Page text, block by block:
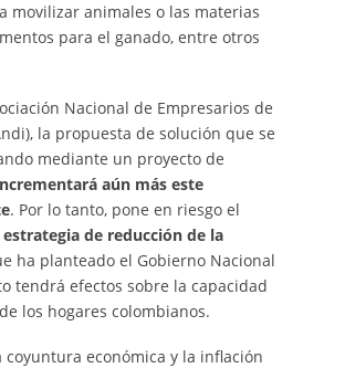
movilizar animales o las materias
para el ganado, entre otros
Nacional de Empresarios de
la propuesta de solución que se
mediante un proyecto de
aún más este
. Por lo tanto, pone en riesgo el
estrategia de reducción de la
ha planteado el Gobierno Nacional
tendrá efectos sobre la capacidad
los hogares colombianos.
coyuntura económica y la inflación